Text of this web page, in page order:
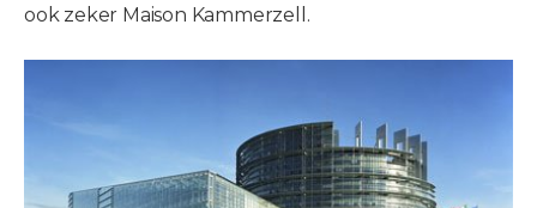
ook zeker Maison Kammerzell.